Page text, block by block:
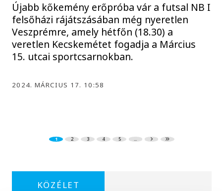
Újabb kőkemény erőpróba vár a futsal NB I
felsőházi rájátszásában még nyeretlen
Veszprémre, amely hétfőn (18.30) a
veretlen Kecskemétet fogadja a Március
15. utcai sportcsarnokban.
2024. MÁRCIUS 17. 10:58
1 2 3 4 5 ...
KÖZÉLET